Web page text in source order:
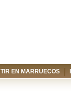
EN MARRUECOS